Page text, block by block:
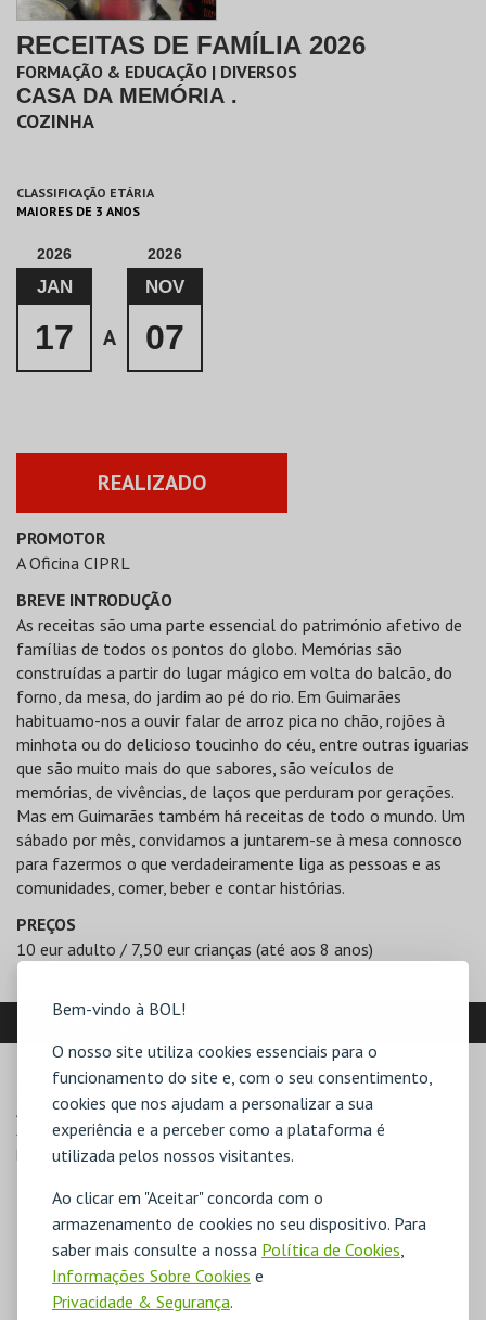
Bem-vindo à BOL!
O nosso site utiliza cookies essenciais para o
funcionamento do site e, com o seu consentimento,
cookies que nos ajudam a personalizar a sua
experiência e a perceber como a plataforma é
utilizada pelos nossos visitantes.
Ao clicar em "Aceitar" concorda com o
armazenamento de cookies no seu dispositivo. Para
saber mais consulte a nossa Política de Cookies,
Informações Sobre Cookies e
Privacidade & Segurança.
RECEITAS DE FAMÍLIA 2026
FORMAÇÃO & EDUCAÇÃO | DIVERSOS
CASA DA MEMÓRIA .
COZINHA
CLASSIFICAÇÃO ETÁRIA
MAIORES DE 3 ANOS
2026
JAN
17 A
2026
NOV
07
REALIZADO
PROMOTOR
A Oficina CIPRL
BREVE INTRODUÇÃO
As receitas são uma parte essencial do património afetivo de
famílias de todos os pontos do globo. Memórias são
construídas a partir do lugar mágico em volta do balcão, do
forno, da mesa, do jardim ao pé do rio. Em Guimarães
habituamo-nos a ouvir falar de arroz pica no chão, rojões à
minhota ou do delicioso toucinho do céu, entre outras iguarias
que são muito mais do que sabores, são veículos de
memórias, de vivências, de laços que perduram por gerações.
Mas em Guimarães também há receitas de todo o mundo. Um
sábado por mês, convidamos a juntarem-se à mesa connosco
para fazermos o que verdadeiramente liga as pessoas e as
comunidades, comer, beber e contar histórias.
PREÇOS
10 eur adulto / 7,50 eur crianças (até aos 8 anos)
LOCALIZAÇÃO
MORADA
Av. Conde Margaride, 536
4810-535 Guimarães
Direcções para Casa da Memória .